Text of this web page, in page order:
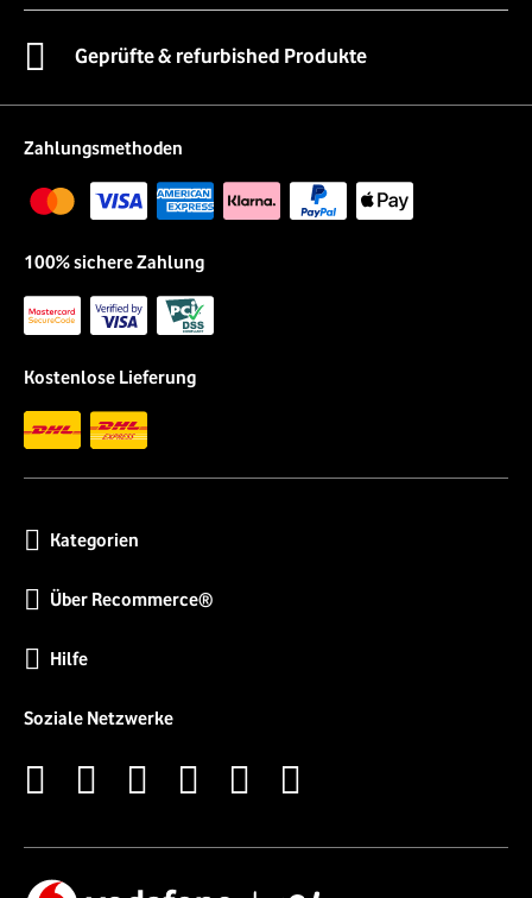
Geprüfte & refurbished Produkte
Zahlungsmethoden
100% sichere Zahlung
Kostenlose Lieferung
Kategorien
Über Recommerce®
Hilfe
Soziale Netzwerke